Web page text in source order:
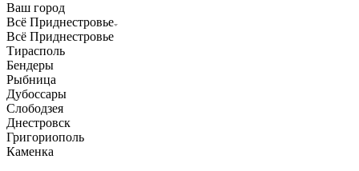
Ваш город
Всё Приднестровье
Всё Приднестровье
Тирасполь
Бендеры
Рыбница
Дубоссары
Слободзея
Днестровск
Григориополь
Каменка